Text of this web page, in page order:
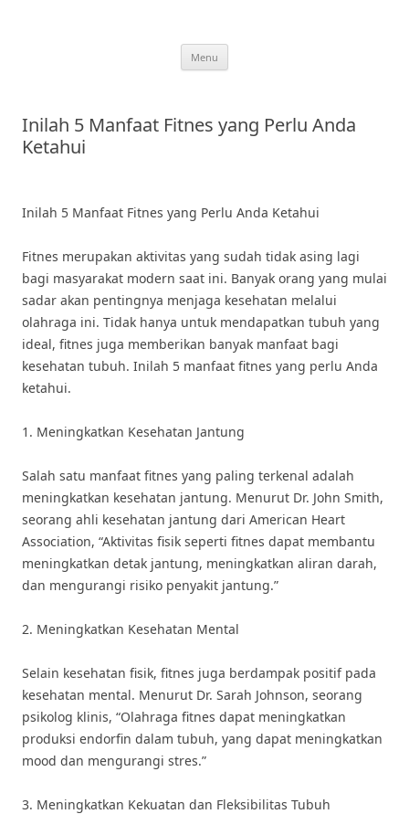
Menu
Inilah 5 Manfaat Fitnes yang Perlu Anda
Ketahui
Inilah 5 Manfaat Fitnes yang Perlu Anda Ketahui
Fitnes merupakan aktivitas yang sudah tidak asing lagi
bagi masyarakat modern saat ini. Banyak orang yang mulai
sadar akan pentingnya menjaga kesehatan melalui
olahraga ini. Tidak hanya untuk mendapatkan tubuh yang
ideal, fitnes juga memberikan banyak manfaat bagi
kesehatan tubuh. Inilah 5 manfaat fitnes yang perlu Anda
ketahui.
1. Meningkatkan Kesehatan Jantung
Salah satu manfaat fitnes yang paling terkenal adalah
meningkatkan kesehatan jantung. Menurut Dr. John Smith,
seorang ahli kesehatan jantung dari American Heart
Association, “Aktivitas fisik seperti fitnes dapat membantu
meningkatkan detak jantung, meningkatkan aliran darah,
dan mengurangi risiko penyakit jantung.”
2. Meningkatkan Kesehatan Mental
Selain kesehatan fisik, fitnes juga berdampak positif pada
kesehatan mental. Menurut Dr. Sarah Johnson, seorang
psikolog klinis, “Olahraga fitnes dapat meningkatkan
produksi endorfin dalam tubuh, yang dapat meningkatkan
mood dan mengurangi stres.”
3. Meningkatkan Kekuatan dan Fleksibilitas Tubuh